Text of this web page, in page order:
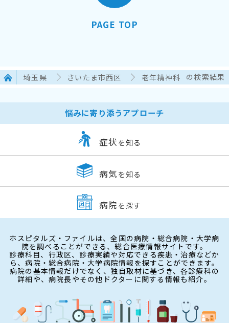
PAGE TOP
埼玉県 さいたま市西区 老年精神科 の検索結果
悩みに寄り添うアプローチ
症状 を知る
病気 を知る
病院 を探す
ホスピタルズ・ファイルは、全国の病院・総合病院・大学病
院を調べることができる、総合医療情報サイトです。
診療科目、行政区、診療実績や対応できる疾患・治療などか
ら、病院・総合病院・大学病院情報を探すことができます。
病院の基本情報だけでなく、独自取材に基づき、各診療科の
詳細や、病院長やその他ドクターに関する情報も紹介。